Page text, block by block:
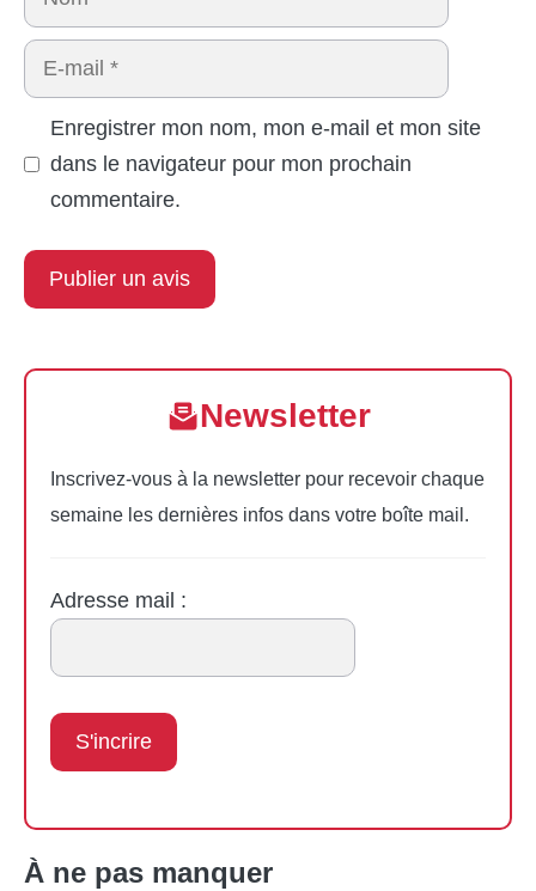
E-
mail
Enregistrer mon nom, mon e-mail et mon site
dans le navigateur pour mon prochain
commentaire.
Newsletter
Inscrivez-vous à la newsletter pour recevoir chaque
semaine les dernières infos dans votre boîte mail.
Adresse mail :
À ne pas manquer